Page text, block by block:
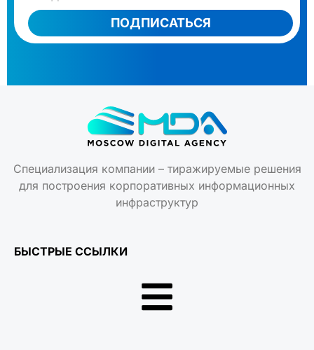
ПОДПИСАТЬСЯ
Специализация компании – тиражируемые решения
для построения корпоративных информационных
инфраструктур
БЫСТРЫЕ ССЫЛКИ